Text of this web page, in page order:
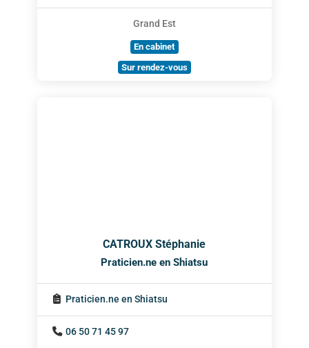
Grand Est
En cabinet
Sur rendez-vous
CATROUX Stéphanie
Praticien.ne en Shiatsu
Praticien.ne en Shiatsu
06 50 71 45 97